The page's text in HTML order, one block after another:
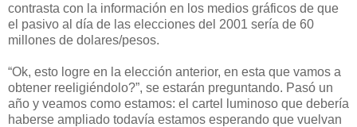
contrasta con la información en los medios gráficos de que
el pasivo al día de las elecciones del 2001 sería de 60
millones de dolares/pesos.
“Ok, esto logre en la elección anterior, en esta que vamos a
obtener reeligiéndolo?”, se estarán preguntando. Pasó un
año y veamos como estamos: el cartel luminoso que debería
haberse ampliado todavía estamos esperando que vuelvan